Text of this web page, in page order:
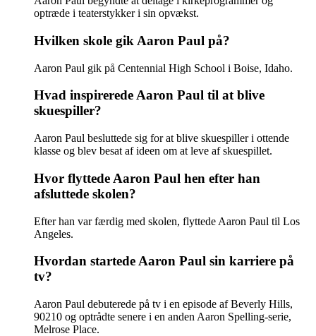
optræde i teaterstykker i sin opvækst.
Hvilken skole gik Aaron Paul på?
Aaron Paul gik på Centennial High School i Boise, Idaho.
Hvad inspirerede Aaron Paul til at blive
skuespiller?
Aaron Paul besluttede sig for at blive skuespiller i ottende
klasse og blev besat af ideen om at leve af skuespillet.
Hvor flyttede Aaron Paul hen efter han
afsluttede skolen?
Efter han var færdig med skolen, flyttede Aaron Paul til Los
Angeles.
Hvordan startede Aaron Paul sin karriere på
tv?
Aaron Paul debuterede på tv i en episode af Beverly Hills,
90210 og optrådte senere i en anden Aaron Spelling-serie,
Melrose Place.